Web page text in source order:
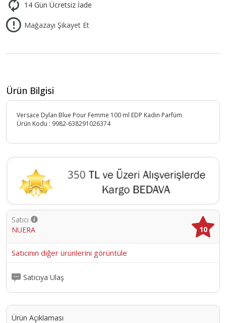
14 Gün Ücretsiz İade
Mağazayı Şikayet Et
Ürün Bilgisi
Versace Dylan Blue Pour Femme 100 ml EDP Kadın Parfüm
Ürün Kodu : 9982-638291026374
Satıcı
NUERA
10
Satıcının diğer ürünlerini görüntüle
Satıcıya Ulaş
Ürün Açıklaması